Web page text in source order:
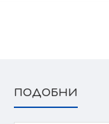
ПОДОБНИ